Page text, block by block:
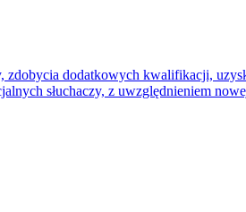
dodatkowych kwalifikacji,
słuchaczy, z uwzględnieniem